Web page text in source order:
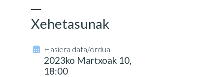
Xehetasunak
Hasiera data/ordua
2023ko Martxoak 10,
18:00